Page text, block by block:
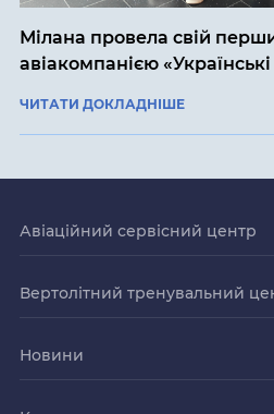
Мілана провела свій
авіакомпанією
ЧИТАТИ ДОКЛАДНІШЕ
Авіаційний сервісний центр
Вертолітний тренувальний
Новини